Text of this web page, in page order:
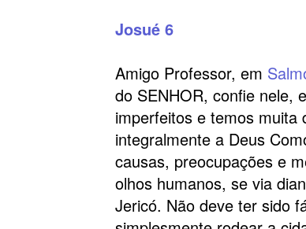
Josué 6
Amigo Professor, em
do SENHOR, confie nele,
imperfeitos e temos muita
integralmente a Deus
causas, preocupações e
olhos humanos, se via
Jericó. Não deve ter sido